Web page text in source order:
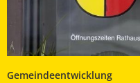
Gemeindeentwicklung